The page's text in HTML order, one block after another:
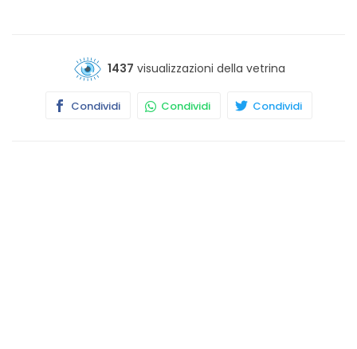
1437 visualizzazioni della vetrina
Condividi Condividi Condividi